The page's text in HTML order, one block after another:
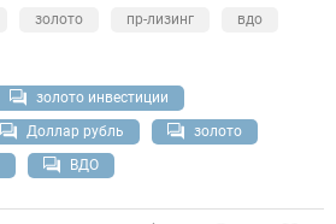
золото пр-лизинг
вдо
золото инвестиции
Доллар рубль
золото
ВДО